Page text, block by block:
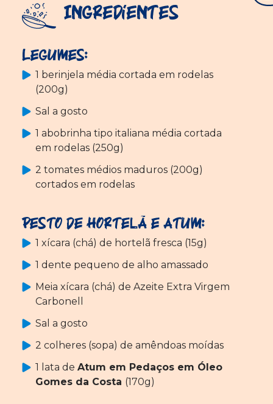
Ingredientes
Legumes:
1 berinjela média cortada em rodelas
(200g)
Sal a gosto
1 abobrinha tipo italiana média cortada
em rodelas (250g)
2 tomates médios maduros (200g)
cortados em rodelas
Pesto de Hortelã e Atum:
1 xícara (chá) de hortelã fresca (15g)
1 dente pequeno de alho amassado
Meia xícara (chá) de Azeite Extra Virgem
Carbonell
Sal a gosto
2 colheres (sopa) de amêndoas moídas
1 lata de Atum em Pedaços em Óleo
Gomes da Costa (170g)